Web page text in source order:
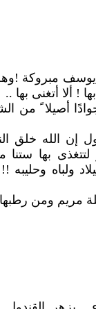
يوسف مبروكة
! ألا أتغنى بها ..
جوادًا أصيلا
إن الله خلق
بها
ولباه وحليبه
مريم ومن رطبها